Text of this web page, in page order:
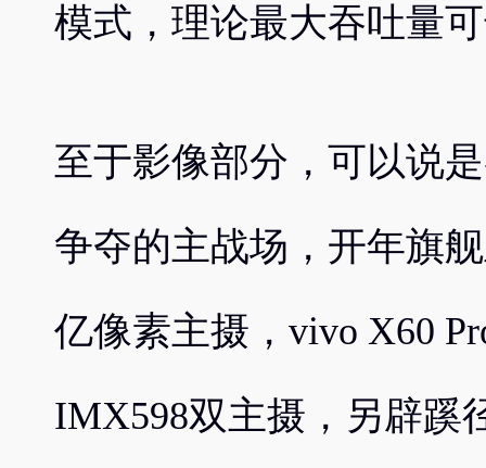
模式，理论最大吞吐量
至于影像部分，可以说
争夺的主战场，开年旗
亿像素主摄，vivo X60
IMX598双主摄，另辟蹊